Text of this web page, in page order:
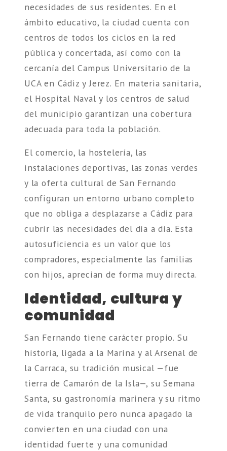
necesidades de sus residentes. En el
ámbito educativo, la ciudad cuenta con
centros de todos los ciclos en la red
pública y concertada, así como con la
cercanía del Campus Universitario de la
UCA en Cádiz y Jerez. En materia sanitaria,
el Hospital Naval y los centros de salud
del municipio garantizan una cobertura
adecuada para toda la población.
El comercio, la hostelería, las
instalaciones deportivas, las zonas verdes
y la oferta cultural de San Fernando
configuran un entorno urbano completo
que no obliga a desplazarse a Cádiz para
cubrir las necesidades del día a día. Esta
autosuficiencia es un valor que los
compradores, especialmente las familias
con hijos, aprecian de forma muy directa.
Identidad, cultura y
comunidad
San Fernando tiene carácter propio. Su
historia, ligada a la Marina y al Arsenal de
la Carraca, su tradición musical —fue
tierra de Camarón de la Isla—, su Semana
Santa, su gastronomía marinera y su ritmo
de vida tranquilo pero nunca apagado la
convierten en una ciudad con una
identidad fuerte y una comunidad